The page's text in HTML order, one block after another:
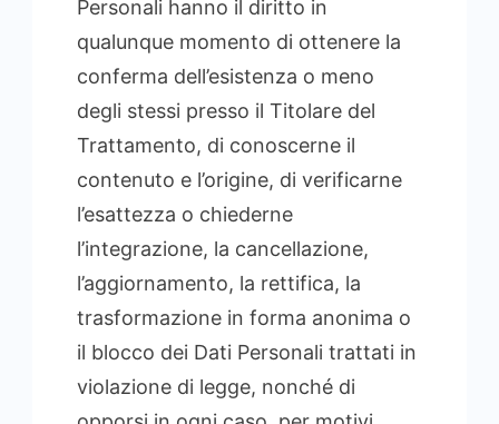
Personali hanno il diritto in
qualunque momento di ottenere la
conferma dell’esistenza o meno
degli stessi presso il Titolare del
Trattamento, di conoscerne il
contenuto e l’origine, di verificarne
l’esattezza o chiederne
l’integrazione, la cancellazione,
l’aggiornamento, la rettifica, la
trasformazione in forma anonima o
il blocco dei Dati Personali trattati in
violazione di legge, nonché di